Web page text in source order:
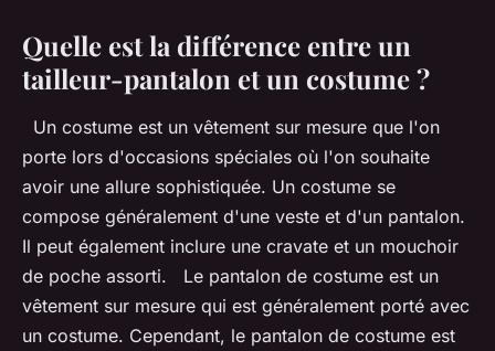
Quelle est la différence entre un
tailleur-pantalon et un costume ?
Un costume est un vêtement sur mesure que l'on
porte lors d'occasions spéciales où l'on souhaite
avoir une allure sophistiquée. Un costume se
compose généralement d'une veste et d'un pantalon.
Il peut également inclure une cravate et un mouchoir
de poche assorti. Le pantalon de costume est un
vêtement sur mesure qui est généralement porté avec
un costume. Cependant, le pantalon de costume est